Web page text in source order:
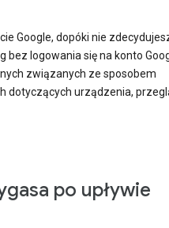
Google, dopóki nie
bez logowania się na konto
związanych ze sposobem
dotyczących urządzenia,
po upływie